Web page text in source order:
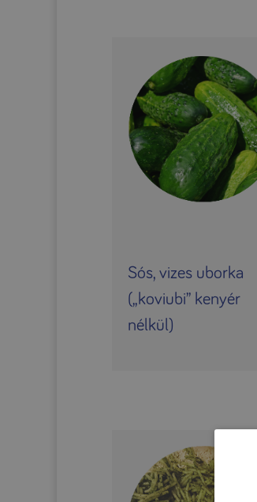
Sós, vizes uborka
(„koviubi” kenyér
nélkül)